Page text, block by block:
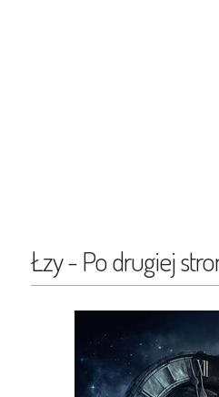
Łzy - Po drugiej